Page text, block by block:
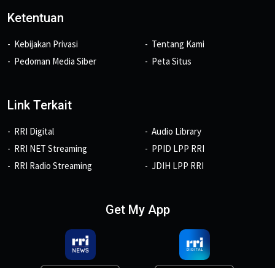
Ketentuan
Kebijakan Privasi
Pedoman Media Siber
Tentang Kami
Peta Situs
Link Terkait
RRI Digital
RRI NET Streaming
RRI Radio Streaming
Audio Library
PPID LPP RRI
JDIH LPP RRI
Get My App